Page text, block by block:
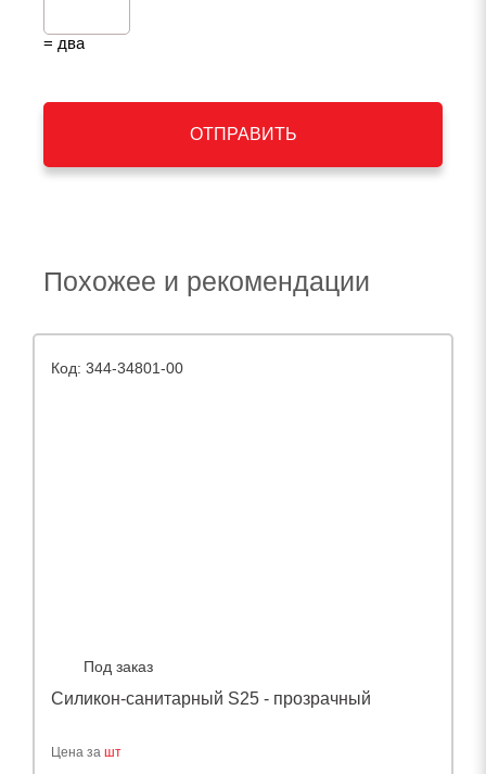
= два
ОТПРАВИТЬ
Похожее и рекомендации
Код: 344-34801-00
Под заказ
Силикон-санитарный S25 - прозрачный
Цена за шт